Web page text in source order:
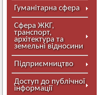
Гуманітарна сфера
Сфера ЖКГ,
транспорт,
архітектура та
земельні відносини
Підприємництво
Доступ до публічної
інформації